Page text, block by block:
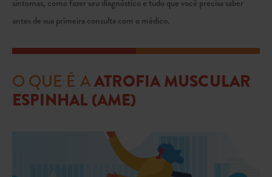
sintomas, como fazer seu diagnóstico e tudo que você precisa saber
antes de sua primeira consulta com o médico.
O QUE É AATROFIA MUSCULAR
ESPINHAL (AME)